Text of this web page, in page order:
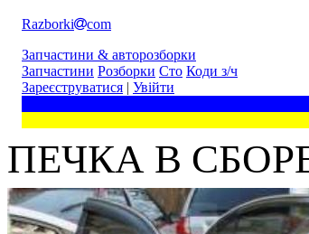
Razborki
com
Запчастини & авторозборки
Запчастини Розборки Сто Коди з/ч
Зареєструватися | Увійти
ПЕЧКА В СБОРЕ